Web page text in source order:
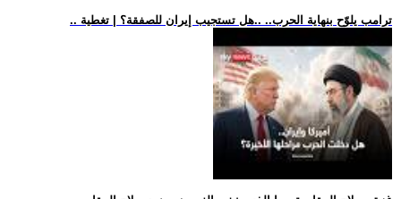
.. ترامب يلوّح بنهاية الحرب.. ..هل تستجيب إيران للصفقة؟ | تغطية